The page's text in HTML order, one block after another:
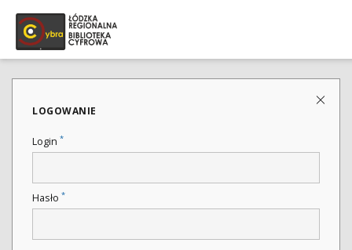
LOGOWANIE
Login *
Hasło *